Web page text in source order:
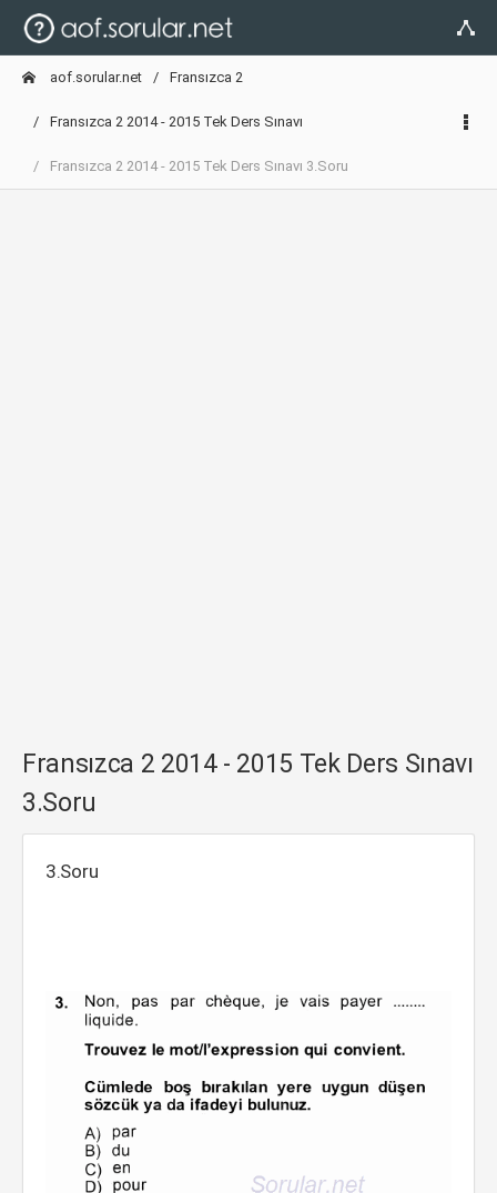
aof.sorular.net Fransızca 2
Fransızca 2 2014 - 2015 Tek Ders Sınavı
Fransızca 2 2014 - 2015 Tek Ders Sınavı 3.Soru
Fransızca 2 2014 - 2015 Tek Ders Sınavı
3.Soru
3.Soru